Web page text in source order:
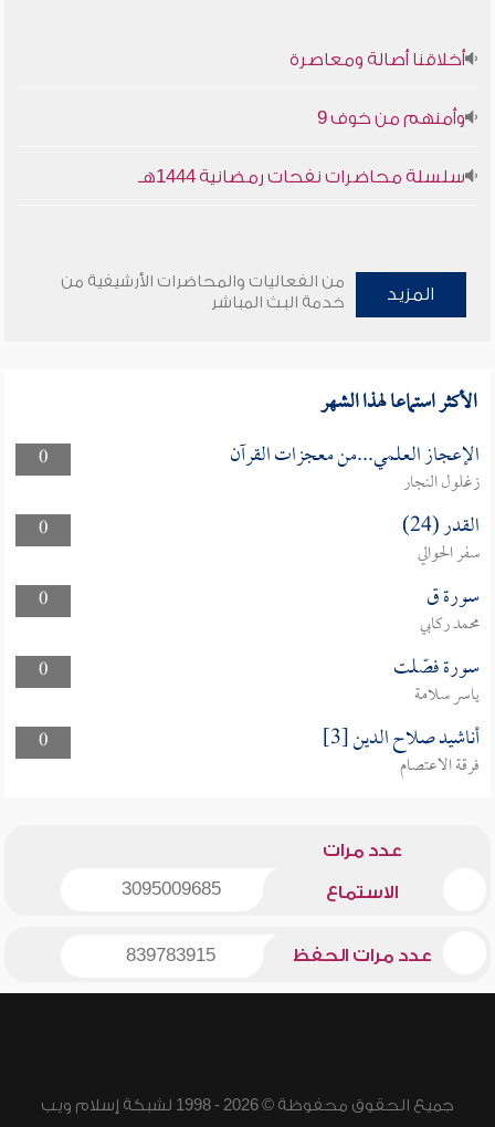
أخلاقنا أصالة ومعاصرة
وأمنهم من خوف 9
سلسلة محاضرات نفحات رمضانية 1444هـ
المزيد
من الفعاليات والمحاضرات الأرشيفية من
خدمة البث المباشر
الأكثر استماعا لهذا الشهر
0 الإعجاز العلمي...من معجزات القرآن
زغلول النجار
0
القدر (24)
سفر الحوالي
0
سورة ق
محمد ركابي
0
سورة فصّلت
ياسر سلامة
0
أناشيد صلاح الدين [3]
فرقة الاعتصام
عدد مرات
الاستماع 3095009685
عدد مرات الحفظ 839783915
جميع الحقوق محفوظة © 2026 - 1998 لشبكة إسلام ويب